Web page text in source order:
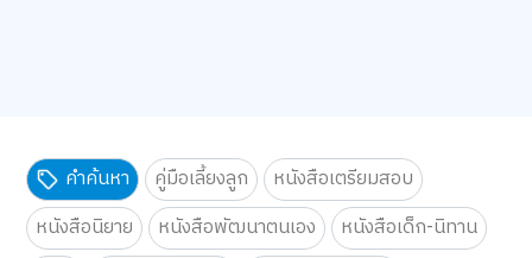
คำค้นหา คู่มือเลี้ยงลูก
หนังสือเตรียมสอบ
หนังสือนิยาย
หนังสือพัฒนาตนเอง
หนังสือเด็ก-นิทาน